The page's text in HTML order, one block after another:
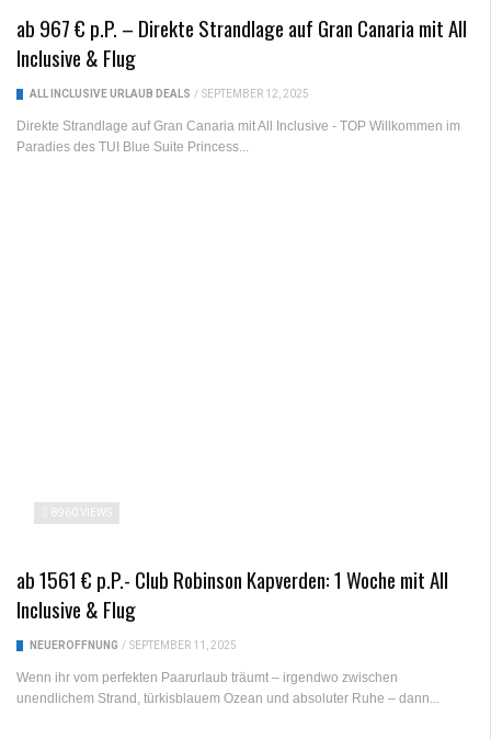
ab 967 € p.P. – Direkte Strandlage auf Gran Canaria mit All
Inclusive & Flug
ALL INCLUSIVE URLAUB DEALS / SEPTEMBER 12, 2025
Direkte Strandlage auf Gran Canaria mit All Inclusive - TOP Willkommen im
Paradies des TUI Blue Suite Princess...
8960 VIEWS
ab 1561 € p.P.- Club Robinson Kapverden: 1 Woche mit All
Inclusive & Flug
NEUERÖFFNUNG / SEPTEMBER 11, 2025
Wenn ihr vom perfekten Paarurlaub träumt – irgendwo zwischen
unendlichem Strand, türkisblauem Ozean und absoluter Ruhe – dann...